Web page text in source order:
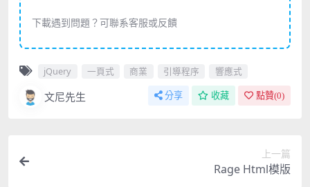
下載遇到問題？可聯系客服或反饋
jQuery 一頁式 商業 引導程序 響應式
文尼先生 分享 收藏 點贊(0)
上一篇
Rage Html模版